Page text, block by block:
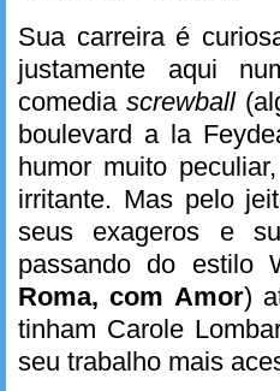
Sua carreira é
justamente aqui
comedia screwball
boulevard a la
humor muito
irritante. Mas pelo
seus exageros e
passando do estilo
Roma, com Amor)
tinham Carole
seu trabalho mais